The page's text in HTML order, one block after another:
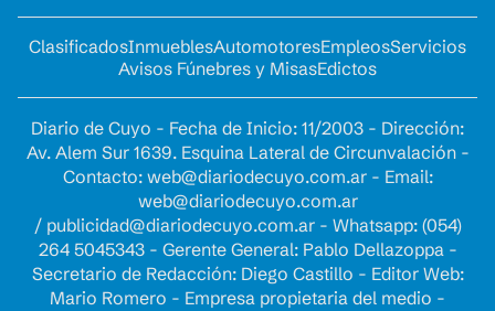
ClasificadosInmueblesAutomotoresEmpleosServicios
Avisos Fúnebres y MisasEdictos
Diario de Cuyo - Fecha de Inicio: 11/2003 - Dirección:
Av. Alem Sur 1639. Esquina Lateral de Circunvalación -
Contacto: web@diariodecuyo.com.ar- Email:
web@diariodecuyo.com.ar
/ publicidad@diariodecuyo.com.ar- Whatsapp: (054)
264 5045343 - Gerente General: Pablo Dellazoppa -
Secretario de Redacción: Diego Castillo - Editor Web:
Mario Romero - Empresa propietaria del medio -